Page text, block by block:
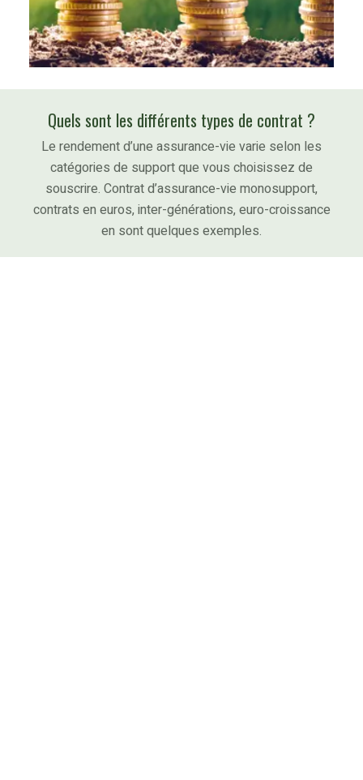
Quels sont les différents types de contrat ?
Le rendement d’une assurance-vie varie selon les
catégories de support que vous choisissez de
souscrire. Contrat d’assurance-vie monosupport,
contrats en euros, inter-générations, euro-croissance
en sont quelques exemples.